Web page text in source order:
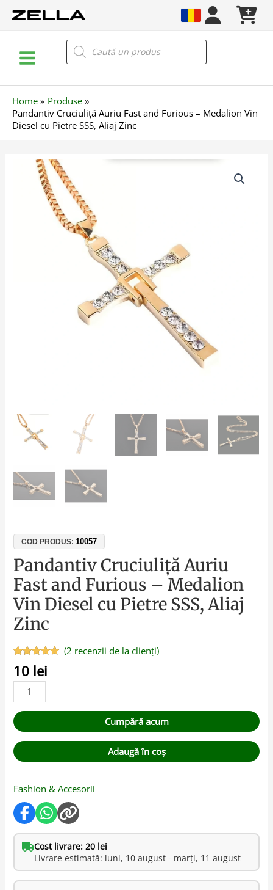
Menu
Products
search
Home
Produse
Pandantiv Cruciuliță Auriu Fast and Furious – Medalion Vin
Diesel cu Pietre SSS, Aliaj Zinc
COD PRODUS:10057
Pandantiv Cruciuliță Auriu
Fast and Furious – Medalion
Vin Diesel cu Pietre SSS, Aliaj
Zinc
Evaluat la
5.00
din 5
pe baza a
2
evaluări de
la clienți
(2 recenzii de la clienți)
10 lei
Cantitate
Pandantiv
Cruciuliță
Cumpără acum
Adaugă în coș
Fashion & Accesorii
Cost livrare: 20 lei
Livrare estimată: luni, 10 august - marți, 11 august